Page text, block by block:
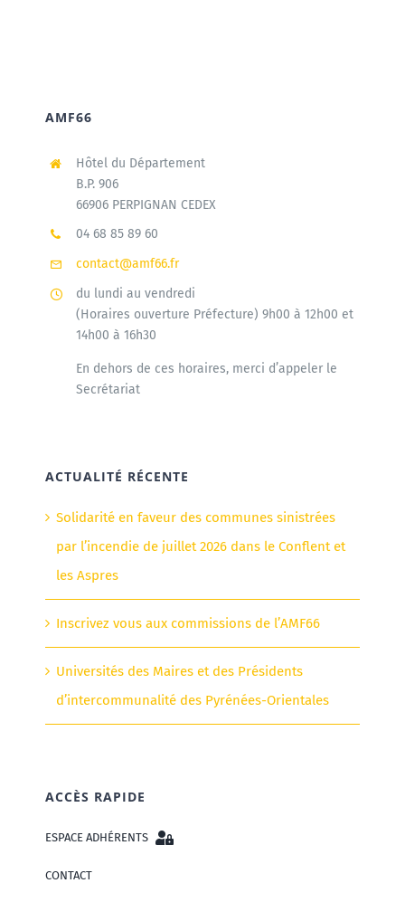
AMF66
Hôtel du Département
B.P. 906
66906 PERPIGNAN CEDEX
04 68 85 89 60
contact@amf66.fr
du lundi au vendredi
(Horaires ouverture Préfecture) 9h00 à 12h00 et
14h00 à 16h30
En dehors de ces horaires, merci d’appeler le
Secrétariat
ACTUALITÉ RÉCENTE
Solidarité en faveur des communes sinistrées
par l’incendie de juillet 2026 dans le Conflent et
les Aspres
Inscrivez vous aux commissions de l’AMF66
Universités des Maires et des Présidents
d’intercommunalité des Pyrénées-Orientales
ACCÈS RAPIDE
ESPACE ADHÉRENTS
CONTACT